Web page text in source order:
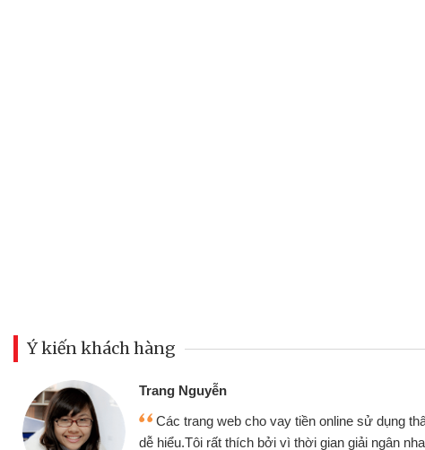
Ý kiến khách hàng
dụng thân thiện,
nhanh chóng
Mình cần tiền gấp nên
nhưng thật may đã có gói